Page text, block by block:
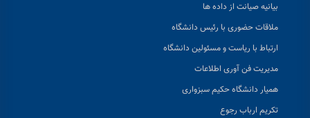
بیانیه صیانت از داده ها
ملاقات حضوری با رئیس دانشگاه
ارتباط با ریاست و مسئولین دانشگاه
مدیریت فن آوری اطلاعات
همیار دانشگاه حکیم سبزواری
تکریم ارباب رجوع